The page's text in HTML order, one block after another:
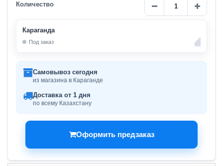
Количество
Караганда
Под заказ
Самовывоз сегодня
из магазина в Караганде
Доставка от 1 дня
по всему Казахстану
Оформить предзаказ